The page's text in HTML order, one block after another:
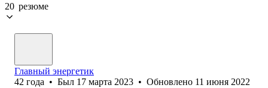
20 резюме
Главный энергетик
42 года • Был 17 марта 2023 • Обновлено 11 июня 2022